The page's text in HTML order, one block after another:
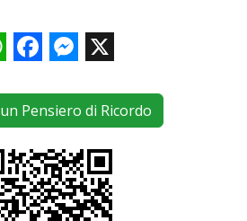
FacebookMessenger
X
Pensiero di Ricordo